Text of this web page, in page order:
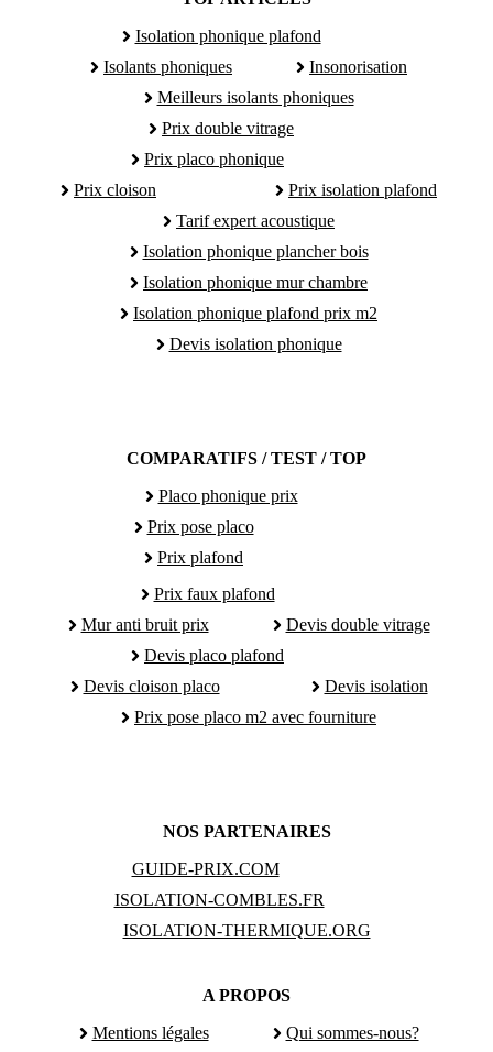
Isolation phonique plafond
Isolants phoniques
Insonorisation
Meilleurs isolants phoniques
Prix double vitrage
Prix placo phonique
Prix cloison
Prix isolation plafond
Tarif expert acoustique
Isolation phonique plancher bois
Isolation phonique mur chambre
Isolation phonique plafond prix m2
Devis isolation phonique
COMPARATIFS / TEST / TOP
Placo phonique prix
Prix pose placo
Prix plafond
Prix faux plafond
Mur anti bruit prix
Devis double vitrage
Devis placo plafond
Devis cloison placo
Devis isolation
Prix pose placo m2 avec fourniture
NOS PARTENAIRES
GUIDE-PRIX.COM
ISOLATION-COMBLES.FR
ISOLATION-THERMIQUE.ORG
A PROPOS
Mentions légales
Qui sommes-nous?